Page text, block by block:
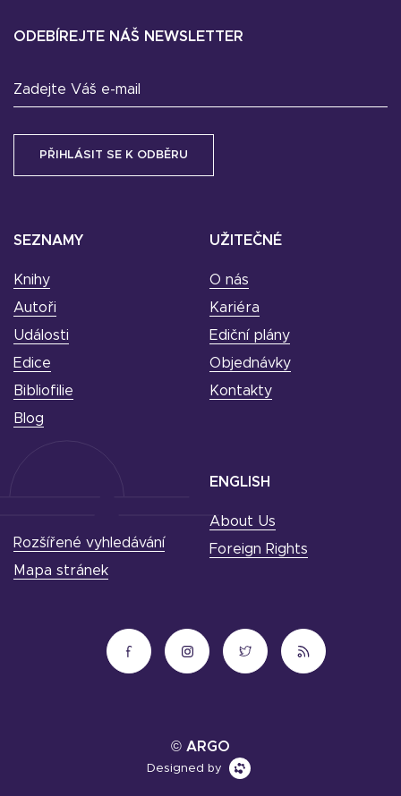
SEZNAMY
Knihy
Autoři
Události
Edice
Bibliofilie
Blog
UŽITEČNÉ
O nás
Kariéra
Ediční plány
Objednávky
Kontakty
ODEBÍREJTE NÁŠ NEWSLETTER
Zadejte Váš e-mail
ENGLISH
About Us
Foreign Rights
Rozšířené vyhledávání
Mapa stránek
© ARGO
Designed by